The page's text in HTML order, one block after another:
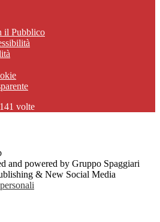
il Pubblico
volte
and powered by Gruppo Spaggiari
& New Social Media